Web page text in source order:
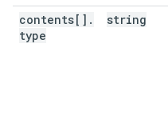
contents[] .
type
string